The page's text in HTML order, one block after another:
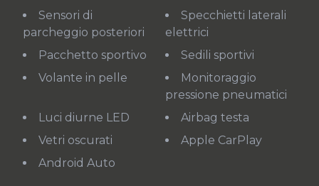
Sensori di
parcheggio posteriori
Specchietti laterali
elettrici
Pacchetto sportivo
Sedili sportivi
Volante in pelle
Monitoraggio
pressione pneumatici
Luci diurne LED
Airbag testa
Vetri oscurati
Apple CarPlay
Android Auto